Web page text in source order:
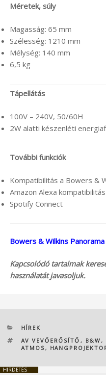
Méretek, súly
Magasság: 65 mm
Szélesség: 1210 mm
Mélység: 140 mm
6,5 kg
Tápellátás
100V – 240V, 50/60H
2W alatti készenléti
További funkciók
Kompatibilitás a Bowers &
Amazon Alexa kompatibilitás
Spotify Connect
Bowers & Wilkins
Kapcsolódó tartalmak
használatát javasoljuk.
KATEGÓRIÁK
HÍREK
CÍMKÉK
AV VEVŐERŐSÍTŐ , B&W ,
ATMOS ,
HIRDETÉS